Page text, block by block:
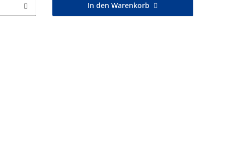
In den Warenkorb